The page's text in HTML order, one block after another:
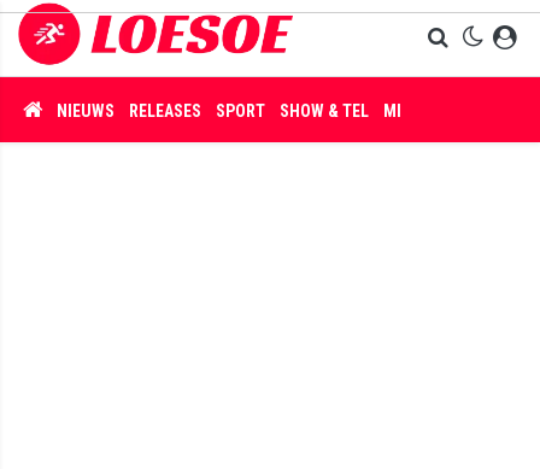
NIEUWS RELEASES SPORT SHOW & TEL MISDAAD